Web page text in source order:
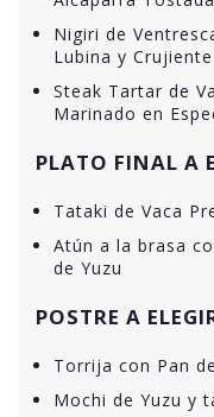
Nigiri de
Lubina y
Steak Tartar de
Marinado en
PLATO FINAL A
Tataki de Vaca
Atún a la brasa
de Yuzu
POSTRE A
Torrija con Pan
Mochi de Yuzu y